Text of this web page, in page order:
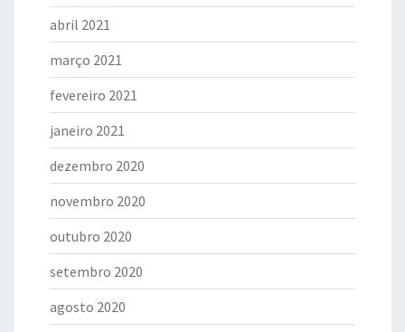
abril 2021
março 2021
fevereiro 2021
janeiro 2021
dezembro 2020
novembro 2020
outubro 2020
setembro 2020
agosto 2020